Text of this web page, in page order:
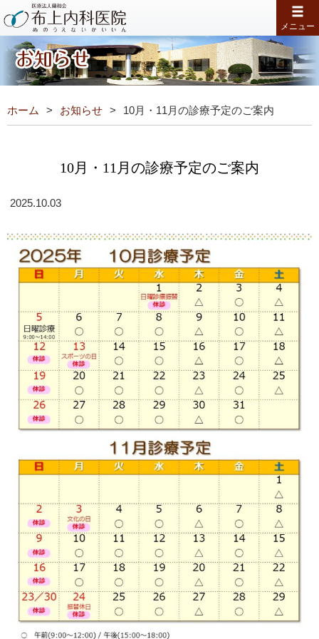
メニュー
ホーム お知らせ 10月・11月の診療予定のご案内
10月・11月の診療予定のご案内
2025.10.03